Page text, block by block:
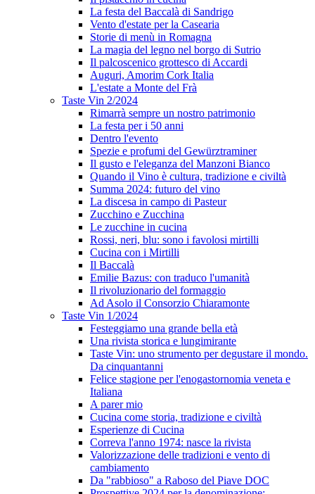
La festa del Baccalà di Sandrigo
Vento d'estate per la Casearia
Storie di menù in Romagna
La magia del legno nel borgo di Sutrio
Il palcoscenico grottesco di Accardi
Auguri, Amorim Cork Italia
L'estate a Monte del Frà
Taste Vin 2/2024
Rimarrà sempre un nostro patrimonio
La festa per i 50 anni
Dentro l'evento
Spezie e profumi del Gewürztraminer
Il gusto e l'eleganza del Manzoni Bianco
Quando il Vino è cultura, tradizione e civiltà
Summa 2024: futuro del vino
La discesa in campo di Pasteur
Zucchino e Zucchina
Le zucchine in cucina
Rossi, neri, blu: sono i favolosi mirtilli
Cucina con i Mirtilli
Il Baccalà
Emilie Bazus: con traduco l'umanità
Il rivoluzionario del formaggio
Ad Asolo il Consorzio Chiaramonte
Taste Vin 1/2024
Festeggiamo una grande bella età
Una rivista storica e lungimirante
Taste Vin: uno strumento per degustare il mondo.
Da cinquantanni
Felice stagione per l'enogastornomia veneta e
Italiana
A parer mio
Cucina come storia, tradizione e civiltà
Esperienze di Cucina
Correva l'anno 1974: nasce la rivista
Valorizzazione delle tradizioni e vento di
cambiamento
Da "rabbioso" a Raboso del Piave DOC